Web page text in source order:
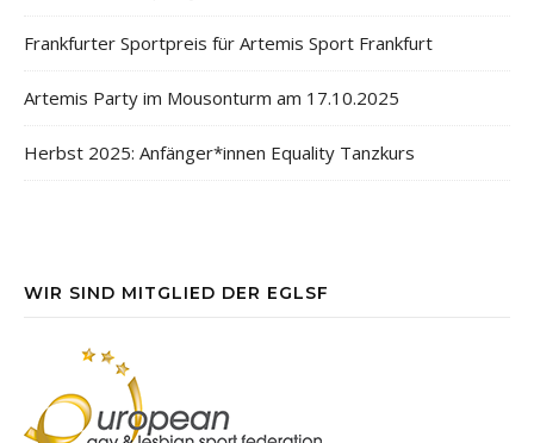
Frankfurter Sportpreis für Artemis Sport Frankfurt
Artemis Party im Mousonturm am 17.10.2025
Herbst 2025: Anfänger*innen Equality Tanzkurs
WIR SIND MITGLIED DER EGLSF